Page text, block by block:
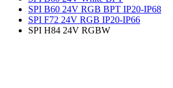
SPI B60 24V RGB BPT IP20-IP68
SPI F72 24V RGB IP20-IP66
SPI H84 24V RGBW